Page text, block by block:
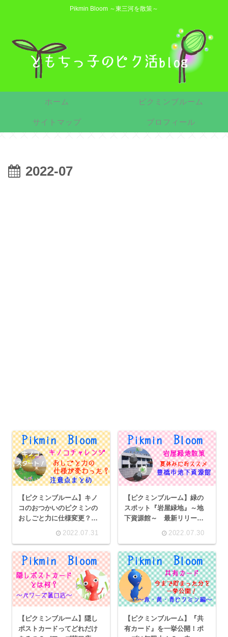
Pikmin Bloom ～東三河を散策～
ホーム ピクミンブルーム
サイトマップ プロフィール
2022-07
【ピクミンブルーム】キノ
コのおつかいのピクミンの
おしごと力に仕様変更？変
わった点まとめ
2022.07.31
【ピクミンブルーム】緑の
スポット『岩屋緑地』～地
下資源館～ 最新リリース
2022.07.30
【ピクミンブルーム】隠し
ポストカードってどれだけ
【ピクミンブルーム】『共
有カード』を一挙公開！ポ